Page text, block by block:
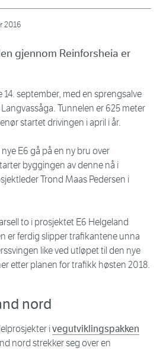
2016
gjennom Reinforsheia er
september, med en sprengsalve
Tunnelen er 625 meter
startet drivingen i april i år.
E6 gå på en ny bru over
byggingen av denne nå i
Trond Maas Pedersen i
to i prosjektet E6 Helgeland
er ferdig slipper trafikantene unna
like ved utløpet til den nye
etter planen for trafikk høsten 2018.
nord
ivegutviklingspakken
nord strekker seg over en